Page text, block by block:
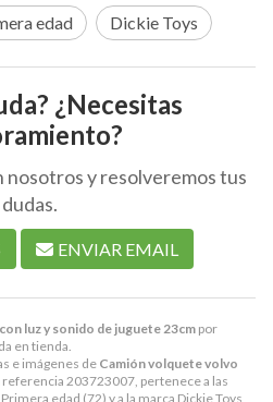
luz y sonido de juguete 23cm por
en tienda.
e imágenes de Camión volquete volvo
referencia 203723007, pertenece a las
Primera edad (72) y a la marca Dickie Toys
edad Dickie Toys
¿Necesitas
y resolveremos tus
dudas.
ENVIAR EMAIL